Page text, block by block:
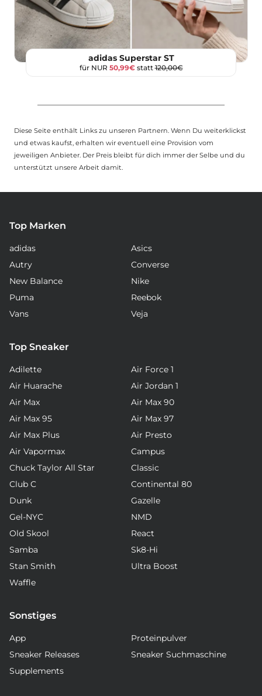
adidas Superstar ST
für NUR 50,99€statt120,00€
Diese Seite enthält Links zu unseren Partnern. Wenn Du weiterklickst
und etwas kaufst, erhalten wir eventuell eine Provision vom
jeweiligen Anbieter. Der Preis bleibt für dich immer der Selbe und du
unterstützt unsere Arbeit damit.
Top Marken
adidas
Asics
Autry
Converse
New Balance
Nike
Puma
Reebok
Vans
Veja
Top Sneaker
Adilette
Air Force 1
Air Huarache
Air Jordan 1
Air Max
Air Max 90
Air Max 95
Air Max 97
Air Max Plus
Air Presto
Air Vapormax
Campus
Chuck Taylor All Star
Classic
Club C
Continental 80
Dunk
Gazelle
Gel-NYC
NMD
Old Skool
React
Samba
Sk8-Hi
Stan Smith
Ultra Boost
Waffle
Sonstiges
App
Proteinpulver
Sneaker Releases
Sneaker Suchmaschine
Supplements